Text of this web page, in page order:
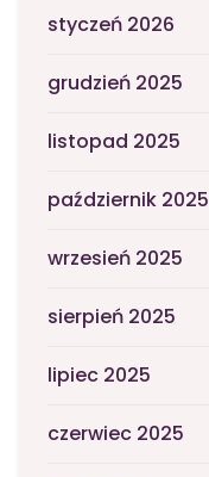
styczeń 2026
grudzień 2025
listopad 2025
październik 2025
wrzesień 2025
sierpień 2025
lipiec 2025
czerwiec 2025